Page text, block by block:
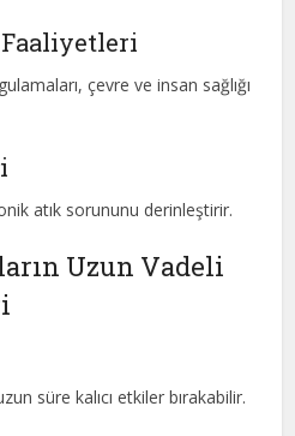
Faaliyetleri
çevre ve insan sağlığı
atık sorununu derinleştirir.
Uzun Vadeli
süre kalıcı etkiler bırakabilir.